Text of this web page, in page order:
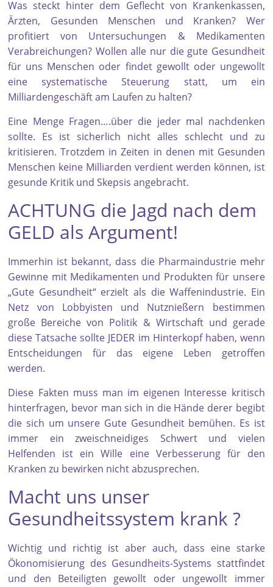
Was steckt hinter dem Geflecht von Krankenkassen,
Ärzten, Gesunden Menschen und Kranken? Wer
profitiert von Untersuchungen & Medikamenten
Verabreichungen? Wollen alle nur die gute Gesundheit
für uns Menschen oder findet gewollt oder ungewollt
eine systematische Steuerung statt, um ein
Milliardengeschäft am Laufen zu halten?
Eine Menge Fragen….über die jeder mal nachdenken
sollte. Es ist sicherlich nicht alles schlecht und zu
kritisieren. Trotzdem in Zeiten in denen mit Gesunden
Menschen keine Milliarden verdient werden können, ist
gesunde Kritik und Skepsis angebracht.
ACHTUNG die Jagd nach dem
GELD als Argument!
Immerhin ist bekannt, dass die Pharmaindustrie mehr
Gewinne mit Medikamenten und Produkten für unsere
„Gute Gesundheit“ erzielt als die Waffenindustrie. Ein
Netz von Lobbyisten und Nutznießern bestimmen
große Bereiche von Politik & Wirtschaft und gerade
diese Tatsache sollte JEDER im Hinterkopf haben, wenn
Entscheidungen für das eigene Leben getroffen
werden.
Diese Fakten muss man im eigenen Interesse kritisch
hinterfragen, bevor man sich in die Hände derer begibt
die sich um unsere Gute Gesundheit bemühen. Es ist
immer ein zweischneidiges Schwert und vielen
Helfenden ist ein Wille eine Verbesserung für den
Kranken zu bewirken nicht abzusprechen.
Macht uns unser
Gesundheitssystem krank ?
Wichtig und richtig ist aber auch, dass eine starke
Ökonomisierung des Gesundheits-Systems stattfindet
und den Beteiligten gewollt oder ungewollt immer